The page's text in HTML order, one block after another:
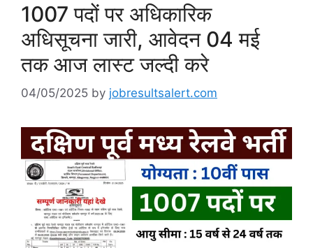
1007 पदों पर अधिकारिक
अधिसूचना जारी, आवेदन 04 मई
तक आज लास्ट जल्दी करे
04/05/2025 by jobresultsalert.com